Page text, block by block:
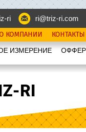
ri ri@triz-ri.com
КОМПАНИИ КОНТАКТЫ
ИЗМЕРЕНИЕ
RI